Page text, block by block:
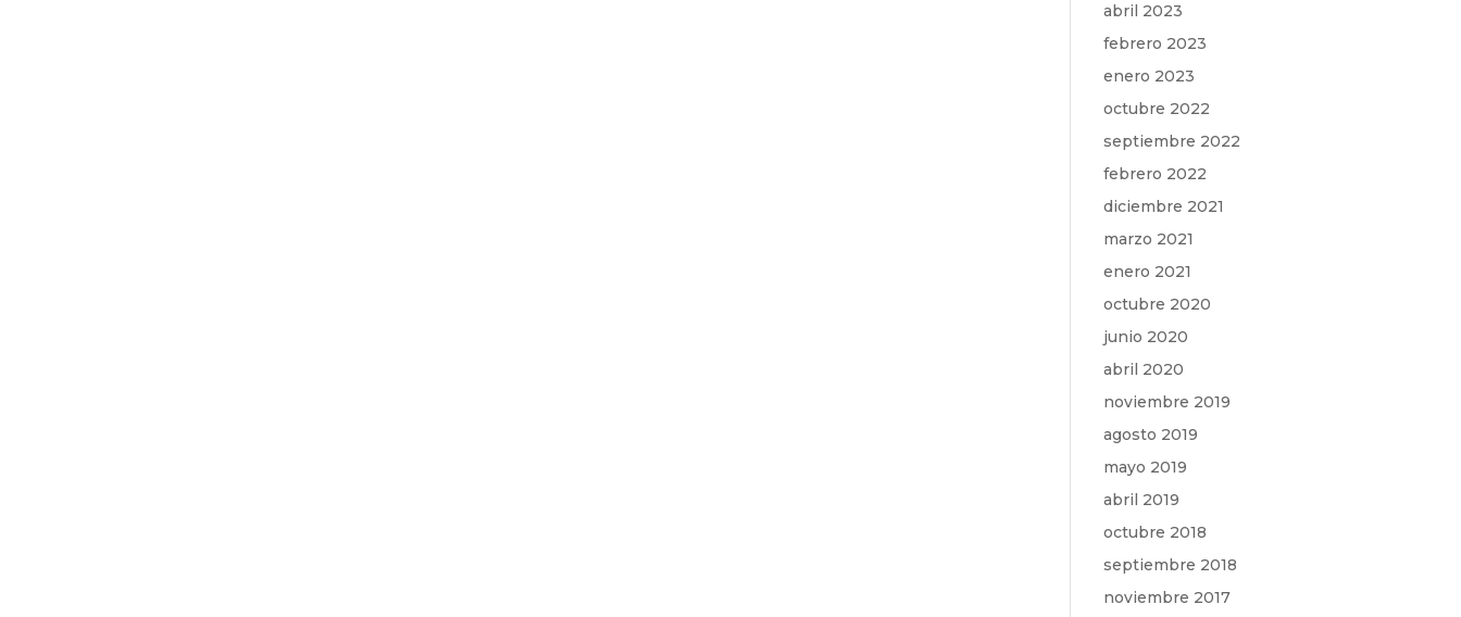
abril 2023
febrero 2023
enero 2023
octubre 2022
septiembre 2022
febrero 2022
diciembre 2021
marzo 2021
enero 2021
octubre 2020
junio 2020
abril 2020
noviembre 2019
agosto 2019
mayo 2019
abril 2019
octubre 2018
septiembre 2018
noviembre 2017